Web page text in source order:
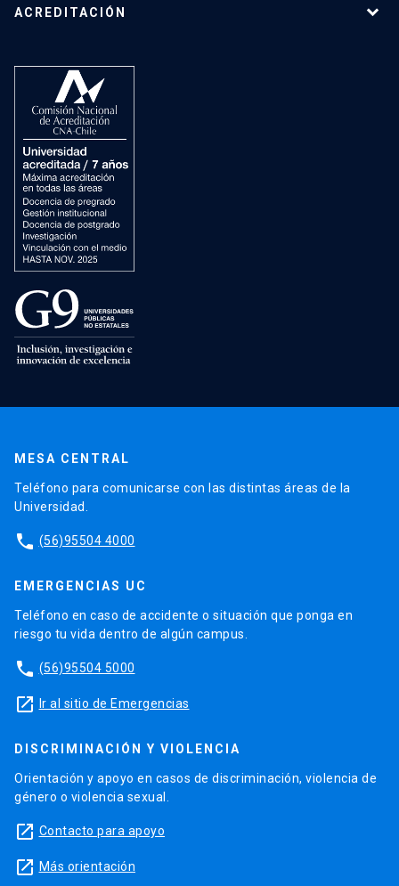
ACREDITACIÓN
MESA CENTRAL
Teléfono para comunicarse con las distintas áreas de la
Universidad.
phone (56)95504 4000
EMERGENCIAS UC
Teléfono en caso de accidente o situación que ponga en
riesgo tu vida dentro de algún campus.
phone (56)95504 5000
launch Ir al sitio de Emergencias
DISCRIMINACIÓN Y VIOLENCIA
Orientación y apoyo en casos de discriminación, violencia de
género o violencia sexual.
launch Contacto para apoyo
launch Más orientación